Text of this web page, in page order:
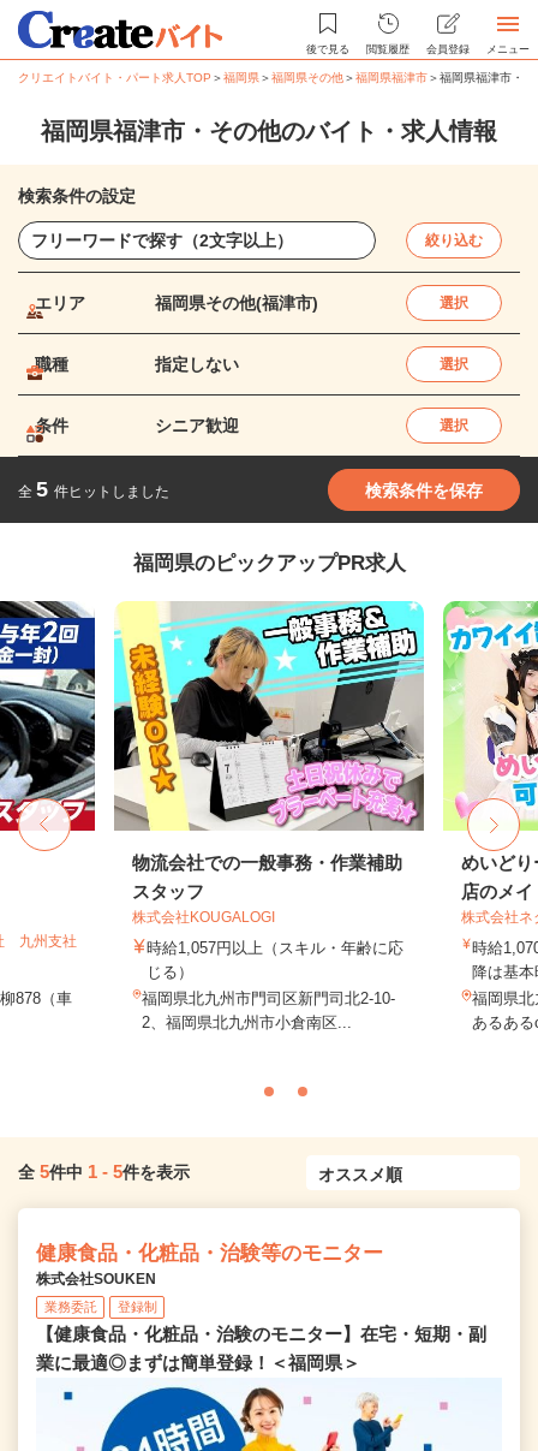
後で見る 閲覧履歴 会員登録 メニュー
クリエイトバイト・パート求人TOP ＞福岡県＞福岡県その他＞福岡県福津市＞福岡県福津市・
福岡県福津市・その他のバイト・求人情報
検索条件の設定
絞り込む
エリア 福岡県その他(福津市) 選択
職種 指定しない 選択
条件 シニア歓迎 選択
全 5 件ヒットしました 検索条件を保存
福岡県のピックアップPR求人
九州支社
878（車
物流会社での一般事務・作業補助
スタッフ
株式会社KOUGALOGI
時給1,057円以上（スキル・年齢に応
じる）
福岡県北九州市門司区新門司北2-10-
2、福岡県北九州市小倉南区...
めいど
店のメイ
株式会社ネ
時給
降は基
福岡県
あるあ
全 5件中 1 - 5件を表示
健康食品・化粧品・治験等のモニター
株式会社SOUKEN
業務委託 登録制
【健康食品・化粧品・治験のモニター】在宅・短期・副
業に最適◎まずは簡単登録！＜福岡県＞